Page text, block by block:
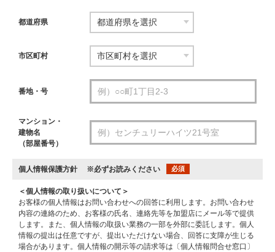
都道府県
市区町村
番地・号
マンション・
建物名
（部屋番号）
個人情報保護方針 ※必ずお読みください 必須
＜個人情報の取り扱いについて＞
お客様の個人情報はお問い合わせへの回答に利用します。お問い合わせ
内容の連絡のため、お客様の氏名、連絡先等を加盟店にメール等で提供
します。また、個人情報の取扱い業務の一部を外部に委託します。個人
情報の提出は任意ですが、提出いただけない場合、回答に支障が生じる
場合があります。個人情報の開示等の請求等は〔個人情報問合せ窓口〕